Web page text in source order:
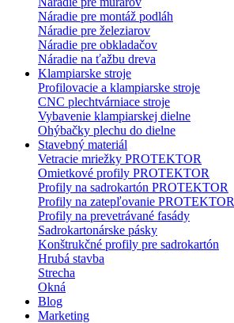
Náradie pre montáž podláh
Náradie pre železiarov
Náradie pre obkladačov
Náradie na ťažbu dreva
Klampiarske stroje
Profilovacie a klampiarske stroje
CNC plechtvárniace stroje
Vybavenie klampiarskej dielne
Ohýbačky plechu do dielne
Stavebný materiál
Vetracie mriežky PROTEKTOR
Omietkové profily PROTEKTOR
Profily na sadrokartón PROTEKTOR
Profily na zatepľovanie PROTEKTOR
Profily na prevetrávané fasády
Sadrokartonárske pásky
Konštrukčné profily pre sadrokartón
Hrubá stavba
Strecha
Okná
Blog
Marketing